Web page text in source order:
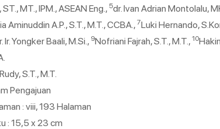
MT., IPM., ASEAN Eng., 5dr. Ivan Adrian Montolalu,
Aminuddin A.P., S.T., M.T., CCBA.,7Luki Hernando,
Ir. Yongker Baali, M.Si., 9Nofriani Fajrah, S.T., M.T.,10
S.T., M.T.
Pengajuan
: viii, 193 Halaman
: 15,5 x 23 cm